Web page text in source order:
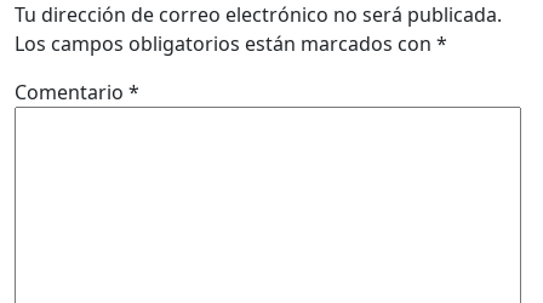
Tu dirección de correo electrónico no será publicada.
Los campos obligatorios están marcados con *
Comentario *